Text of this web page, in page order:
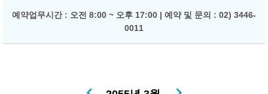
예약업무시간 : 오전 8:00 ~ 오후 17:00 | 예약 및 문의 : 02) 3446-
0011